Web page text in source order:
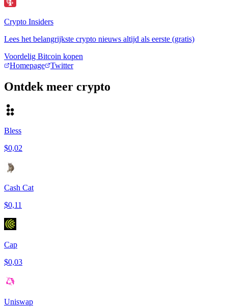
Crypto Insiders
Lees het belangrijkste crypto nieuws altijd als eerste (gratis)
Voordelig Bitcoin kopen
Homepage
Twitter
Ontdek meer crypto
Bless
$0,02
Cash Cat
$0,11
Cap
$0,03
Uniswap